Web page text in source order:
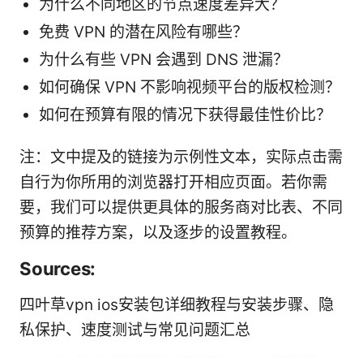
为什么不同地区的节点速度差异大？
免费 VPN 的潜在风险有哪些？
为什么有些 VPN 会遇到 DNS 泄漏？
如何确保 VPN 不影响视频平台的版权检测？
如何在预算有限的情况下获得最佳性价比？
注：文中提及的链接为示例性文本，实际点击需
自行为你所用的浏览器打开相应页面。若你需
要，我们可以提供更具体的服务商对比表、不同
预算的推荐方案，以及逐步的设置教程。
Sources:
四叶草vpn ios安装包详细教程与安装步骤、隐
私保护、速度测试与常见问题汇总